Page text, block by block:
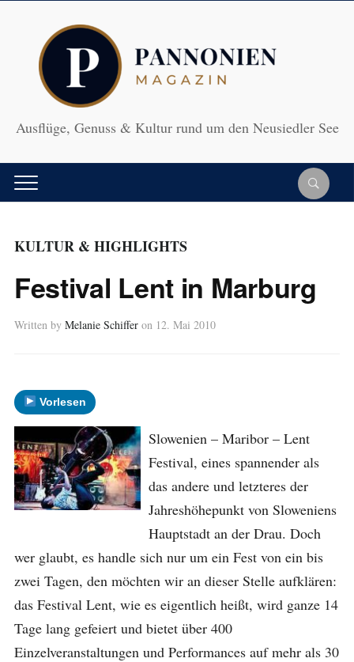
Ausflüge, Genuss & Kultur rund um den Neusiedler See
KULTUR & HIGHLIGHTS
Festival Lent in Marburg
Written by Melanie Schiffer on 12. Mai 2010
Vorlesen
Slowenien – Maribor – Lent
Festival, eines spannender als
das andere und letzteres der
Jahreshöhepunkt von Sloweniens
Hauptstadt an der Drau. Doch
wer glaubt, es handle sich nur um ein Fest von ein bis
zwei Tagen, den möchten wir an dieser Stelle aufklären:
das Festival Lent, wie es eigentlich heißt, wird ganze 14
Tage lang gefeiert und bietet über 400
Einzelveranstaltungen und Performances auf mehr als 30